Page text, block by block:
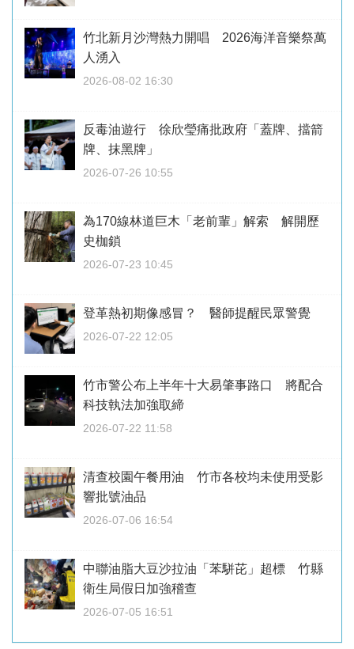
竹北新月沙灣熱力開唱 2026海洋音樂祭萬
人湧入
2026-08-02 16:30
反毒油遊行 徐欣瑩痛批政府「蓋牌、擋箭
牌、抹黑牌」
2026-07-26 10:55
為170線林道巨木「老前輩」解索 解開歷
史枷鎖
2026-07-23 10:45
登革熱初期像感冒？ 醫師提醒民眾警覺
2026-07-22 12:05
竹市警公布上半年十大易肇事路口 將配合
科技執法加強取締
2026-07-22 11:58
清查校園午餐用油 竹市各校均未使用受影
響批號油品
2026-07-06 16:54
中聯油脂大豆沙拉油「苯駢芘」超標 竹縣
衛生局假日加強稽查
2026-07-05 16:51